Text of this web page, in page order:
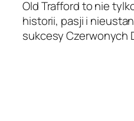
Old Trafford to nie
historii, pasji i
sukcesy Czerwonych